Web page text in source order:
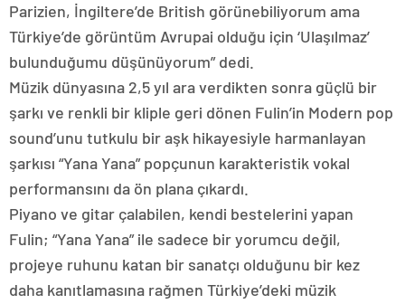
Parizien, İngiltere’de British görünebiliyorum ama
Türkiye’de görüntüm Avrupai olduğu için ‘Ulaşılmaz’
bulunduğumu düşünüyorum” dedi.
Müzik dünyasına 2,5 yıl ara verdikten sonra güçlü bir
şarkı ve renkli bir kliple geri dönen Fulin’in Modern pop
sound’unu tutkulu bir aşk hikayesiyle harmanlayan
şarkısı “Yana Yana” popçunun karakteristik vokal
performansını da ön plana çıkardı.
Piyano ve gitar çalabilen, kendi bestelerini yapan
Fulin; “Yana Yana” ile sadece bir yorumcu değil,
projeye ruhunu katan bir sanatçı olduğunu bir kez
daha kanıtlamasına rağmen Türkiye’deki müzik